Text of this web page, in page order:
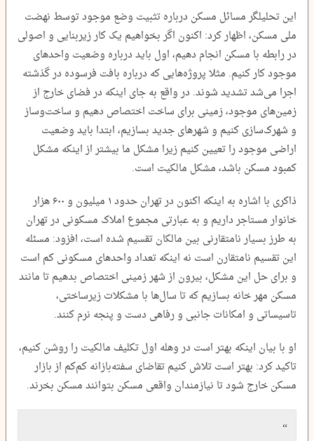
این تحلیلگر مسائل مسکن درباره تثبیت وضع موجود توسط نهضت
ملی مسکن، اظهار کرد: اکنون اگر بخواهیم یک کار زیربنایی و اصولی
در رابطه با مسکن انجام دهیم، اول باید درباره وضعیت واحد‌های
موجود کار کنیم. مثلا پروژه‌هایی که درباره بافت فرسوده در گذشته
اجرا می‌شد تشدید شوند. در واقع به جای اینکه در فضای خارج از
زمین‌های موجود، زمینی برای ساخت اختصاص دهیم و ساخت‌وساز
و شهرک‌سازی کنیم و شهرهای جدید بسازیم، ابتدا باید وضعیت
اراضی موجود را تعیین کنیم زیرا مشکل ما بیشتر از اینکه مشکل
کمبود مسکن باشد، مشکل مالکیت است.
ذاکری با اشاره به اینکه اکنون در تهران حدود ۱ میلیون و ۶۰۰ هزار
خانوار مستاجر داریم و به عبارتی مجموع املاک مسکونی در تهران
به طرز بسیار نامتقارنی بین مالکان تقسیم شده است، افزود: مسئله
این تقسیم نامتقارن است نه اینکه تعداد واحد‌های مسکونی کم است
و برای حل این مشکل، بیرون از شهر زمینی اختصاص بدهیم تا مانند
مسکن مهر خانه بسازیم که تا سال‌ها با مشکلات زیرساختی،
تاسیساتی و امکانات جانبی و رفاهی دست و پنجه نرم کنند.
او با بیان اینکه بهتر است در وهله اول تکلیف مالکیت را روشن کنیم،
تاکید کرد: بهتر است تلاش کنیم تقاضای سفته‌بازانه کم‌کم از بازار
مسکن خارج شود تا نیازمندان واقعی مسکن بتوانند مسکن بخرند.